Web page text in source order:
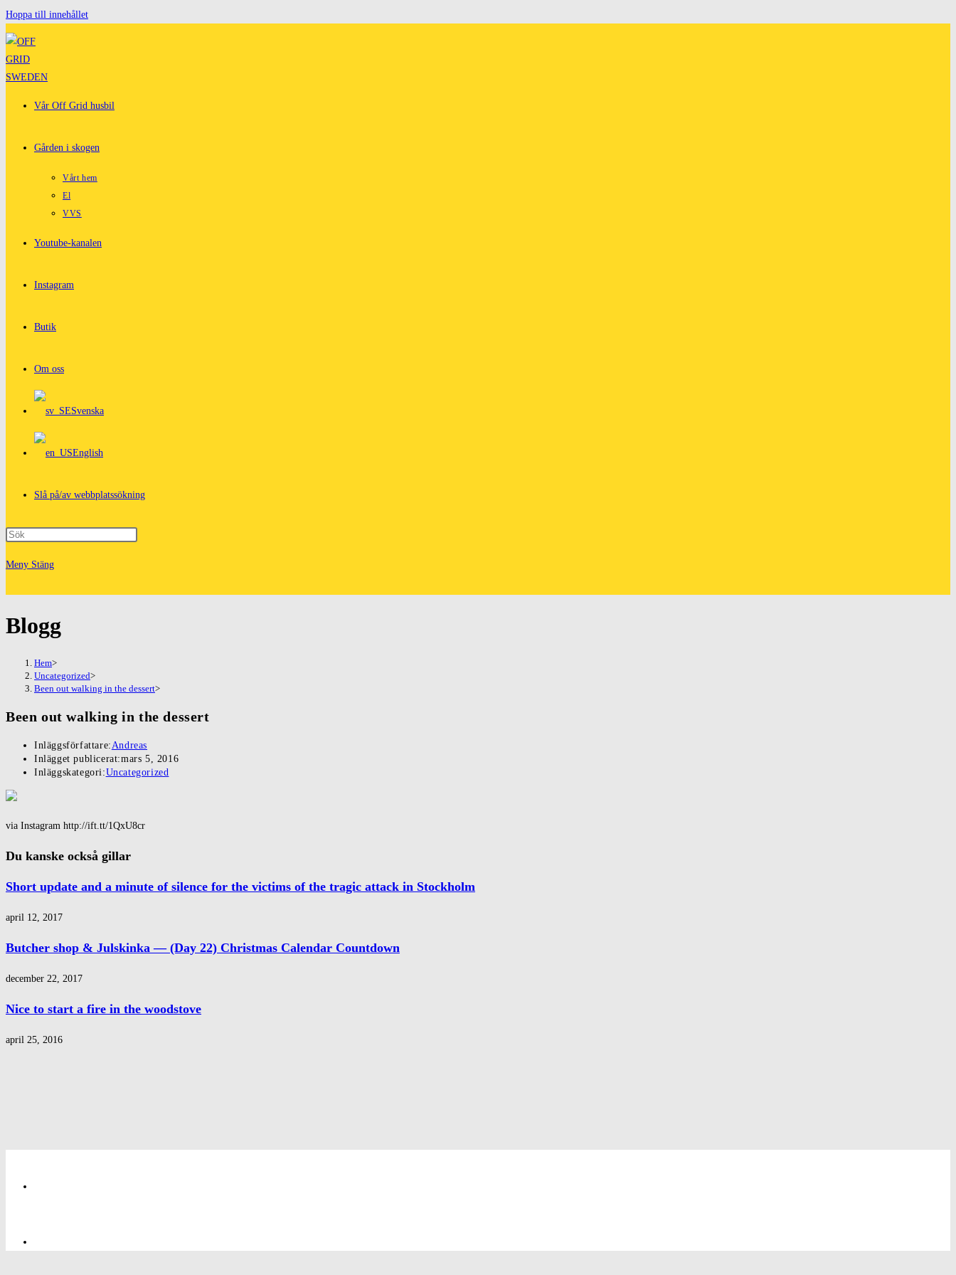
Hoppa till innehållet
Vår Off Grid husbil
Gården i skogen
Vårt hem
El
VVS
Youtube-kanalen
Instagram
Butik
Om oss
Svenska
English
Slå på/av webbplatssökning
Meny Stäng
Blogg
Hem>
Uncategorized>
Been out walking in the dessert>
Been out walking in the dessert
Inläggsförfattare:Andreas
Inlägget publicerat:mars 5, 2016
Inläggskategori:Uncategorized
via Instagram http://ift.tt/1QxU8cr
Du kanske också gillar
Short update and a minute of silence for the victims of the tragic attack in Stockholm
april 12, 2017
Butcher shop & Julskinka — (Day 22) Christmas Calendar Countdown
december 22, 2017
Nice to start a fire in the woodstove
april 25, 2016